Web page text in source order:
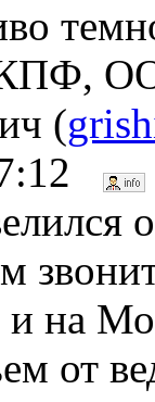
КПФ,
(
и на
от